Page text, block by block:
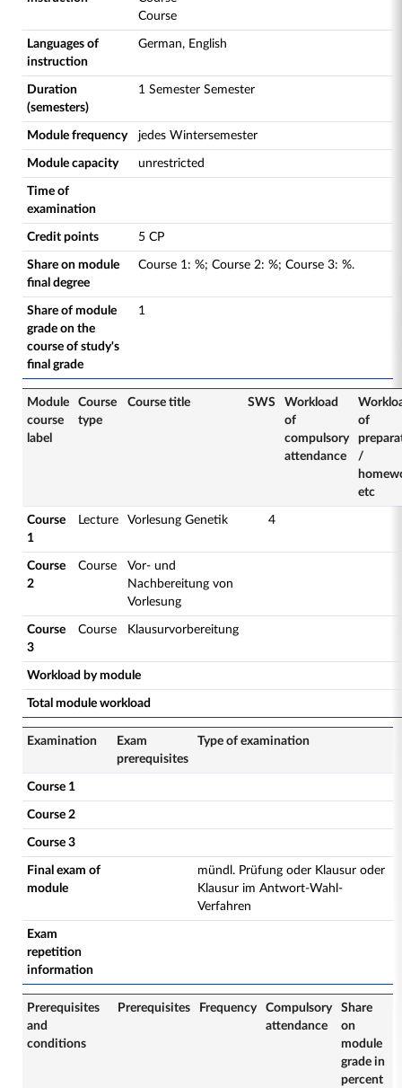
Course
Languages of
instruction
German, English
Duration
(semesters)
1 Semester Semester
Module frequency jedes Wintersemester
Module capacity unrestricted
Time of
examination
Credit points 5 CP
Share on module
final degree
Course 1: %; Course 2: %; Course 3: %.
Share of module
grade on the
course of study's
final grade
1
Module
course
label
Course
type
Course title SWS
Workload
of
compulsory
attendance
of
/
etc
Course
1
Lecture Vorlesung Genetik 4
Course
2
Course
Vor- und
Nachbereitung von
Vorlesung
Course
3
Course Klausurvorbereitung
Workload by module
Total module workload
Examination
Exam
prerequisites
Type of examination
Course 1
Course 2
Course 3
Final exam of
module
mündl. Prüfung oder Klausur oder
Klausur im Antwort-Wahl-
Verfahren
Exam
repetition
information
Prerequisites
and
conditions
Prerequisites Frequency
Compulsory
attendance
Share
on
module
grade in
percent